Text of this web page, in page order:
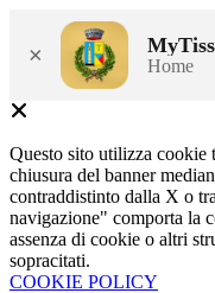
× Home
Questo sito utilizza cookie
chiusura del banner
contraddistinto dalla X o
navigazione" comporta la
assenza di cookie o altri
sopracitati.
COOKIE POLICY